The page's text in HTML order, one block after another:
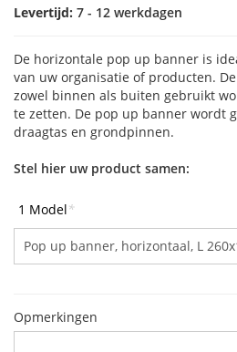
Levertijd: 7 - 12 werkdagen
De horizontale pop up banner is
van uw organisatie of producten.
zowel binnen als buiten gebruikt
te zetten. De pop up banner wordt
draagtas en grondpinnen.
Stel hier uw product samen:
1 Model*
Opmerkingen